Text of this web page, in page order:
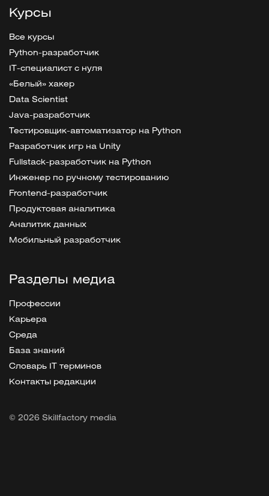
Курсы
Все курсы
Python-разработчик
IT-специалист с нуля
«Белый» хакер
Data Scientist
Java-разработчик
Тестировщик-автоматизатор на Python
Разработчик игр на Unity
Fullstack-разработчик на Python
Инженер по ручному тестированию
Frontend-разработчик
Продуктовая аналитика
Аналитик данных
Мобильный разработчик
Разделы медиа
Профессии
Карьера
Среда
База знаний
Словарь IT терминов
Контакты редакции
© 2026 Skillfactory media